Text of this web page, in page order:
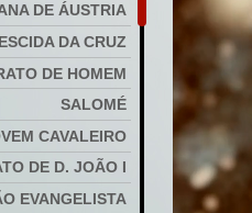
DE ÁUSTRIA
DA CRUZ
DE HOMEM
SALOMÉ
CAVALEIRO
DE D. JOÃO I
EVANGELISTA